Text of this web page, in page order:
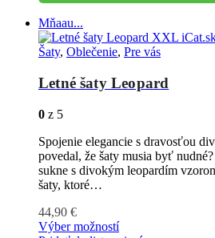
Mňaau...
Šaty, Oblečenie, Pre vás
Letné šaty Leopard
0 z 5
Spojenie elegancie s dravosťou
povedal, že šaty musia byť
sukne s divokým leopardím
šaty, ktoré…
44,90 €
Výber možností